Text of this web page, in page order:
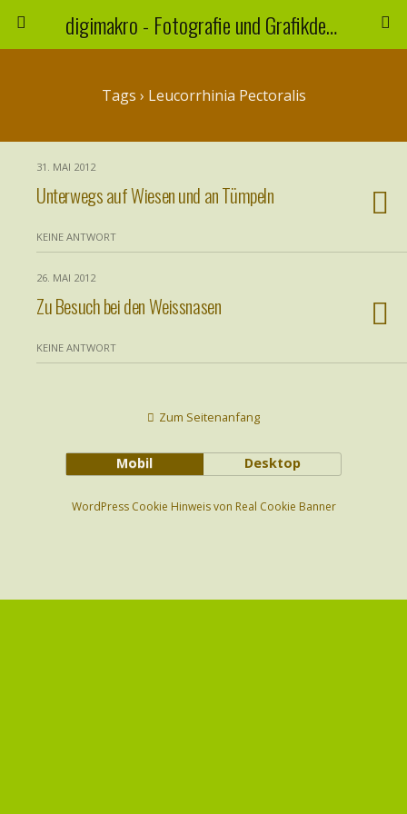
digimakro - Fotografie und Grafikdesign
Tags › Leucorrhinia Pectoralis
31. MAI 2012
Unterwegs auf Wiesen und an Tümpeln
KEINE ANTWORT
26. MAI 2012
Zu Besuch bei den Weissnasen
KEINE ANTWORT
Zum Seitenanfang
Mobil Desktop
WordPress Cookie Hinweis von Real Cookie Banner